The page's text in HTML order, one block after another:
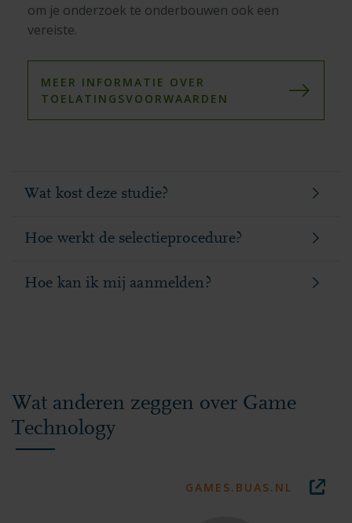
om je onderzoek te onderbouwen ook een
vereiste.
MEER INFORMATIE OVER
TOELATINGSVOORWAARDEN
Wat kost deze studie?
Hoe werkt de selectieprocedure?
Hoe kan ik mij aanmelden?
Wat anderen zeggen over Game
Technology
GAMES.BUAS.NL